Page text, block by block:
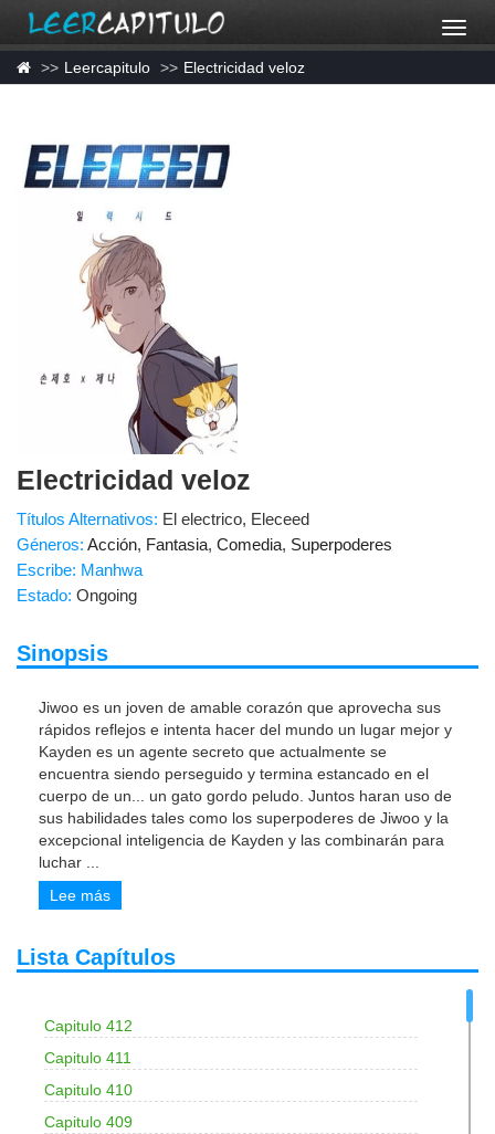
Leercapitulo Electricidad veloz
Electricidad veloz
Títulos Alternativos: El electrico, Eleceed
Géneros: Acción, Fantasia, Comedia, Superpoderes
Escribe: Manhwa
Estado: Ongoing
Sinopsis
Jiwoo es un joven de amable corazón que aprovecha sus
rápidos reflejos e intenta hacer del mundo un lugar mejor y
Kayden es un agente secreto que actualmente se
encuentra siendo perseguido y termina estancado en el
cuerpo de un... un gato gordo peludo. Juntos haran uso de
sus habilidades tales como los superpoderes de Jiwoo y la
excepcional inteligencia de Kayden y las combinarán para
luchar
Lee más
Lista Capítulos
Capitulo 412
Capitulo 411
Capitulo 410
Capitulo 409